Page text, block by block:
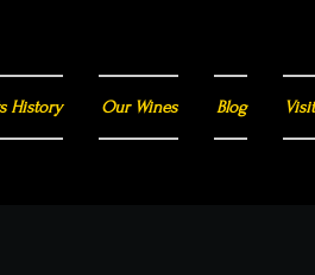
History Our Wines Blog